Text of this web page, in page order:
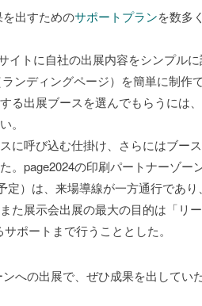
出すためのサポートプランを数多
イトに自社の出展内容をシンプル
ンディングページ）を簡単に制作
る出展ブースを選んでもらうには
。
に呼び込む仕掛け、さらにはブー
。page2024の印刷パートナーゾー
定）は、来場導線が一方通行であ
た展示会出展の最大の目的は「リ
ポートまで行うこととした。
への出展で、ぜひ成果を出してい